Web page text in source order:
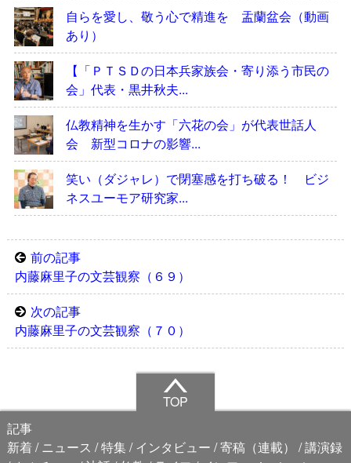
自らを愛し、敬う心で精進を 盂蘭盆会（動画
あり）
【「ＰＴＳＤの日本兵家族会・寄り添う市民の
会」代表・黒井秋夫...
仏教精神を生かす「六花の会」が代表世話人
会 新型コロナの影響...
笑い（ダジャレ）で閉塞感を打ち破る！ ビジ
ネスユーモア研究家...
前の記事
内藤麻里子の文芸観察（６９）
次の記事
内藤麻里子の文芸観察（７０）
TOP
記事
新着
ニュース 特集 インタビュー 寄稿（連載）
講演録